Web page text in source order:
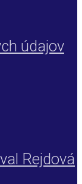
údajov
Rejdová